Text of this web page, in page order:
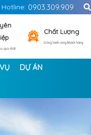
Hotline: 0903.309.909
quả nhất
Chất Lượng
Đồng hành cùng khách hàng
DỰ ÁN